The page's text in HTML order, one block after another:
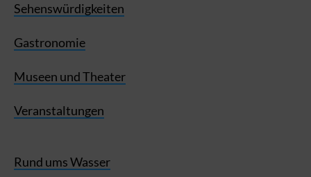
Sehenswürdigkeiten
Gastronomie
Museen und Theater
Veranstaltungen
Rund ums Wasser